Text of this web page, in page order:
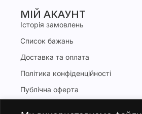
МІЙ АКАУНТ
Історія замовлень
Список бажань
Доставка та оплата
Політика конфіденційності
Публічна оферта